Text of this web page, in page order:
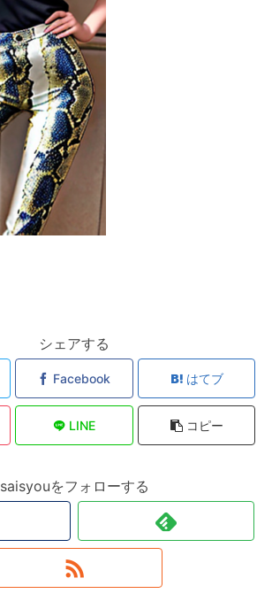
シェアする
Facebook はてブ
LINE コピー
saisyouをフォローする